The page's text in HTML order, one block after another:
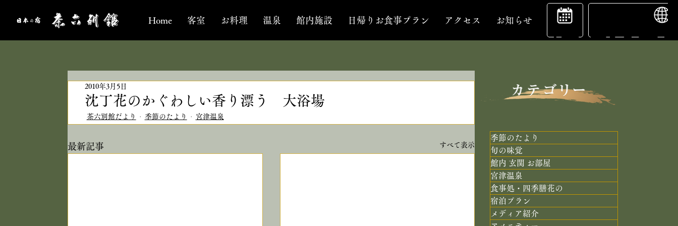
Home 客室 お料理 温泉 館内施設 日帰りお食事プラン アクセス お知らせ
宿
泊
予
約
沈丁花のかぐわしい香り漂う 大浴場
2010年3月5日
茶六別館だより 季節のたより 宮津温泉
最新記事 すべて表示
季節のたより
旬の味覚
館内 玄関 お部屋
宮津温泉
食事処・四季膳花の
宿泊プラン
メディア紹介